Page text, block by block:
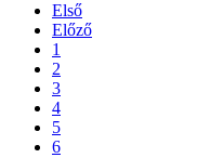
Első
Előző
1
2
3
4
5
6